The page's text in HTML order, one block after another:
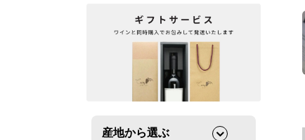
産地から選ぶ